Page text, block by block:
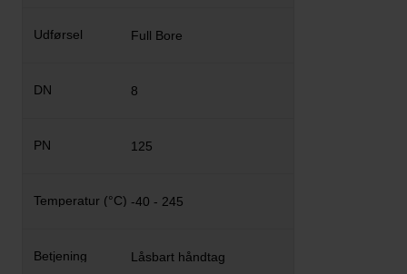
Full Bore
8
125
-40 - 245
Låsbart håndtag